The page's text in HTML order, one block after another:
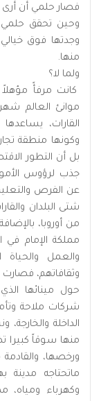
فصار حلمي أن أرى
وحين تحقق حلمي
وجدتها فوق
منها.
ولما لا؟
كانت مرفأً مؤهلاً
موانئ العالم
القارات،
وكونها منطقة
بل أن التطور
جذب لرؤوس
عن الفرص
شتى البلدان
من أوروبا،
مملكة الإمام
والعمل والحياة
وثقافاتهم،
حول مينائها
شركات ملاحة
الداخلة
منها سوقاً كبيرا
ورخصها،
ماتحتاجه
وكهرباء ومياه،